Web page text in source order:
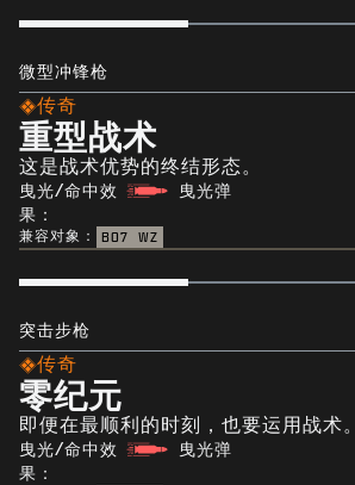
微型冲锋枪
传奇
重型战术
这是战术优势的终结形态。
曳光/命中效
果：
曳光弹
兼容对象： BO7 WZ
突击步枪
传奇
零纪元
即便在最顺利的时刻，也要运用战术。
曳光/命中效
果：
曳光弹